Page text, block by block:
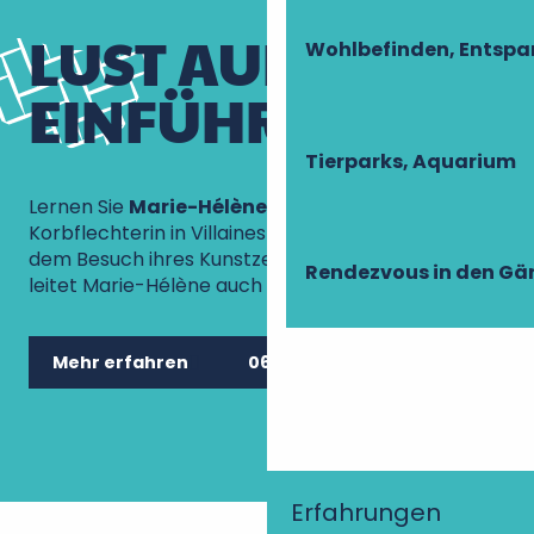
Wohlbefinden,
Tierparks, Aquarium
Rendezvous in den
Erfahrungen
LUST AUF EINE
EINFÜHRUNG?
Lernen Sie Marie-Hélène Métézeau
Korbflechterin in Villaines-les-Rochers. Neben
dem Besuch ihres Kunstzentrums und ihres Ladens
leitet Marie-Hélène auch regelmäßig Workshops.
Mehr erfahren 06 21 73 09 40